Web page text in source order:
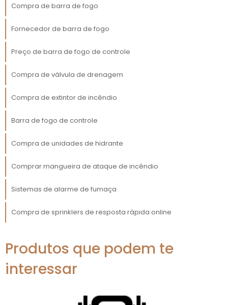
automatizar tarefas repetitivas e
proporcionar análises em tempo real, sua
equipe poderá focar em atividades mais
estratégicas e inovadoras. Isso não apenas
também garante uma experiência superior
entrega mais ágil e de qualidade.
Além disso, oSolucionador Pro
promovendo a colaboração e a
você poderá tomar decisões mais
informadas e embasadas em dados
sucesso em seus projetos empresariais.
AO SEU ALCANCE
No mundo dos negócios, a inovação contínua
competitivo. OSolucionador Pro
Compra de barra de fogo
Fornecedor de barra de fogo
Preço de barra de fogo de controle
Compra de válvula de drenagem
Compra de extintor de incêndio
Barra de fogo de controle
Compra de unidades de hidrante
Comprar mangueira de ataque de incêndio
Sistemas de alarme de fumaça
Compra de sprinklers de resposta rápida online
Produtos que podem te
interessar